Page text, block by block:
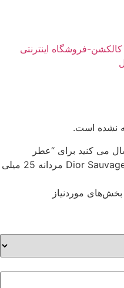
نشده است.
می کنید برای “عطر
اسمارت کالکشن شماره 446 مدل Dior Sauvage مردانه 25 میلی
بخش‌های موردنیاز